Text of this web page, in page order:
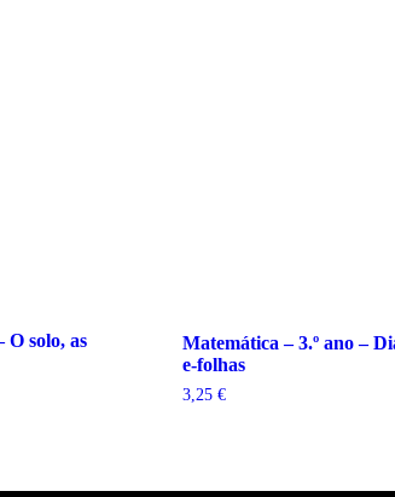
O solo, as
Matemática – 3.º ano –
e-folhas
3,25 €